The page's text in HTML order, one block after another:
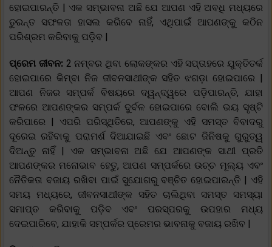
ହୋଇପାରନ୍ତି | ଏକ ସମ୍ଭାବନା ଅଛି ଯେ ଆପଣ ଏହି ଅବଧି ମଧ୍ୟରେ
ତୁରନ୍ତ ସଫଳତା ହାସଲ କରିବେ ନାହିଁ, ଏଥିପାଇଁ ଆପଣଙ୍କୁ କଠିନ
ପରିଶ୍ରମ କରିବାକୁ ପଡ଼ିବ |
ପ୍ରେମ ଜୀବନ: 2 ନମ୍ବର ଥିବା ଲୋକଙ୍କର ଏହି ସପ୍ତାହରେ ଯୁକ୍ତିତର୍କ
ହୋଇପାରେ କିମ୍ବା ନିଜ ଜୀବନସାଥୀଙ୍କ ସହିତ ଝଗଡ଼ା ହୋଇପାରେ |
ଆପଣ ନିଜର ସମ୍ପର୍କ ବିଷୟରେ ଦ୍ୱନ୍ଦ୍ୱରେ ପଡ଼ିପାରନ୍ତି, ଯାହା
ଫଳରେ ଆପଣଙ୍କର ସମ୍ପର୍କ ଦୁର୍ବଳ ହୋଇପାରେ ବୋଲି ଭୟ ସୃଷ୍ଟି
କରିପାରେ | ଏପରି ପରିସ୍ଥିତିରେ, ଆପଣଙ୍କୁ ଏହି ସମସ୍ତ ବିବାଦରୁ
ଦୂରେଇ ରହିବାକୁ ପରାମର୍ଶ ଦିଆଯାଇଛି ଏବଂ ଛୋଟ ଜିନିଷକୁ ଗୁରୁତ୍ୱ
ଦିଅନ୍ତୁ ନାହିଁ | ଏକ ସମ୍ଭାବନା ଅଛି ଯେ ଆପଣଙ୍କ ସାଥୀ ପ୍ରତି
ଆପଣଙ୍କର ମନୋଭାବ ହେତୁ, ଆପଣ ସମ୍ପର୍କରେ ଉଚ୍ଚ ମୂଲ୍ୟ ଏବଂ
ନୈତିକତା ବଜାୟ ରଖିବା ପାଇଁ ସୁଯୋଗରୁ ବଞ୍ଚିତ ହୋଇପାରନ୍ତି | ଏହି
ସମୟ ମଧ୍ୟରେ, ଜୀବନସାଥୀଙ୍କ ସହିତ ଚାଲିଥିବା ସମସ୍ତ ସମସ୍ୟା
ସମାପ୍ତ କରିବାକୁ ପଡ଼ିବ ଏବଂ ପରସ୍ପରକୁ ଉପହାର ମଧ୍ୟ
ଦେଇପାରିବେ, ଯାହାକି ସମ୍ପର୍କର ପ୍ରେମର ଭାବନାକୁ ବଜାୟ ରଖିବ |